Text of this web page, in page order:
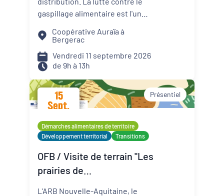
gaspillage alimentaire est l'un
les projets alimentaires
sensibilisation des convives, la
formation des agents de
restauration, la valorisation des
surplus avec les acteurs de la
solidarité. Sur les territoires, les
coopératives agricoles et leurs
partenaires agissent aussi pour
valoriser les productions
agricoles. Planification de la
débouchés solidaires,
Coopérative Auraïa à
Bergerac
Vendredi 11 septembre 2026
de 9h à 13h
15
Sept.
Présentiel
Démarches alimentaires de territoire
Développement territorial
Transitions
OFB / Visite de terrain "Les
prairies de
L’ARB Nouvelle-Aquitaine, le